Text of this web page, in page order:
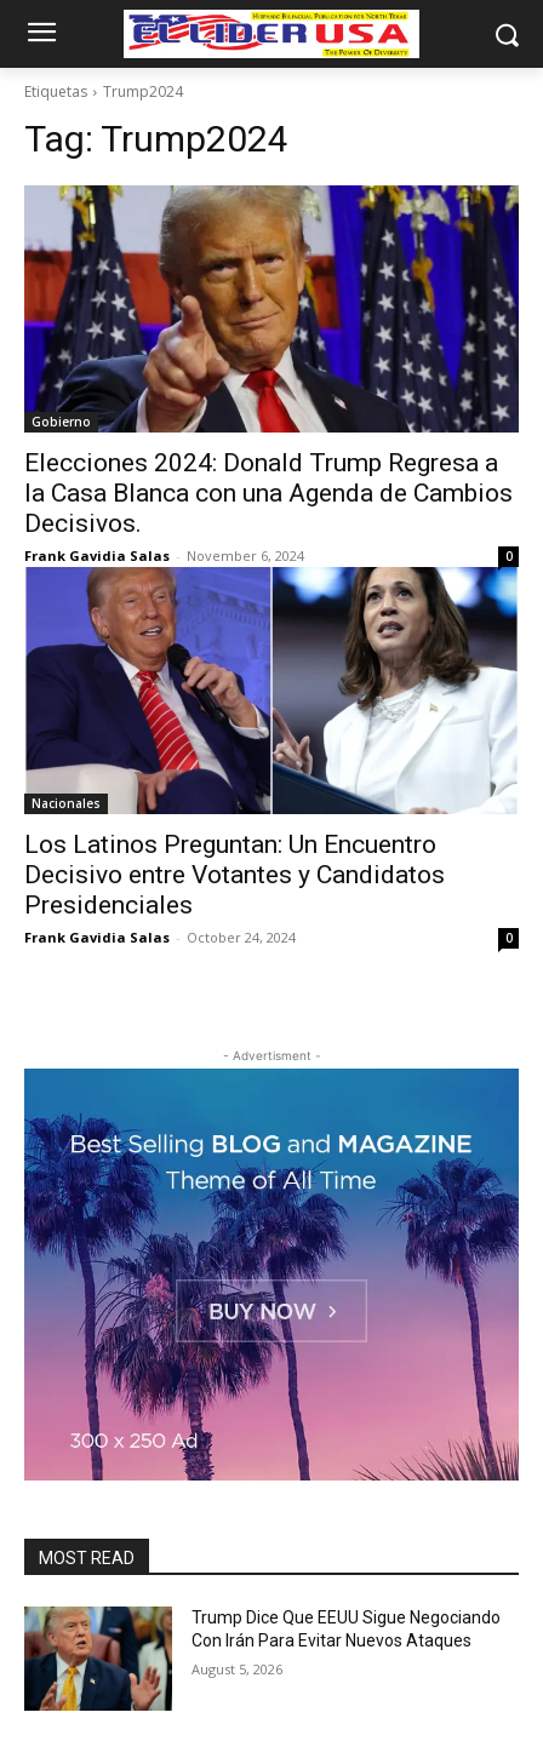
Etiquetas Trump2024
Tag: Trump2024
Gobierno
Elecciones 2024: Donald Trump Regresa a
la Casa Blanca con una Agenda de Cambios
Decisivos.
Frank Gavidia Salas - November 6, 2024 0
Nacionales
Los Latinos Preguntan: Un Encuentro
Decisivo entre Votantes y Candidatos
Presidenciales
Frank Gavidia Salas - October 24, 2024 0
- Advertisment -
MOST READ
Trump Dice Que EEUU Sigue Negociando
Con Irán Para Evitar Nuevos Ataques
August 5, 2026